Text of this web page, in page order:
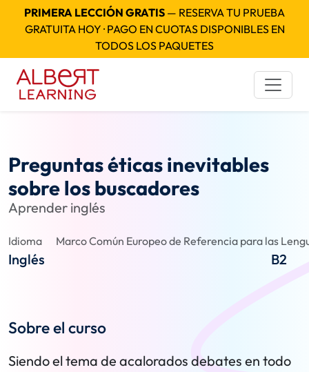
PRIMERA LECCIÓN GRATIS — RESERVA TU PRUEBA
GRATUITA HOY · PAGO EN CUOTAS DISPONIBLES EN
TODOS LOS PAQUETES
Preguntas éticas inevitables
sobre los buscadores
Aprender inglés
Idioma
Inglés
Marco Común Europeo de Referencia para las
B2
Sobre el curso
Siendo el tema de acalorados debates en todo